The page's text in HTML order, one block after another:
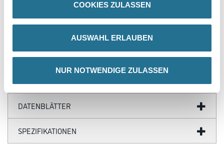
COOKIES ZULASSEN
AUSWAHL ERLAUBEN
NUR NOTWENDIGE ZULASSEN
ZUSATZINFOS
DATENBLÄTTER
SPEZIFIKATIONEN